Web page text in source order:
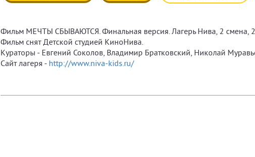
Фильм МЕЧТЫ СБЫВАЮТСЯ. Финальная версия. Лагерь Нива, 2 смена,
Фильм снят Детской студией КиноНива.
Кураторы - Евгений Соколов, Владимир Братковский, Николай
Сайт лагеря - http://www.niva-kids.ru/